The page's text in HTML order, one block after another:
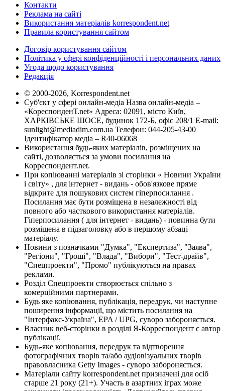
Контакти
Реклама на сайті
Використання матеріалів korrespondent.net
Правила користування сайтом
Договір користування сайтом
Політика у сфері конфіденційності і персональних даних
Угода щодо користування
Редакція
© 2000-2026, Korrespondent.net
Суб'єкт у сфері онлайн-медіа Назва онлайн-медіа –
«КореспонденТ.net» Адреса: 02091, місто Київ,
ХАРКІВСЬКЕ ШОСЕ, будинок 172-Б, офіс 208/1 E-mail:
sunlight@mediadim.com.ua Телефон: 044-205-43-00
Ідентифікатор медіа – R40-06068
Використання будь-яких матеріалів, розміщених на
сайті, дозволяється за умови посилання на
Корреспондент.net.
При копіюванні матеріалів зі сторінки « Новини України
і світу» , для інтернет - видань - обов'язкове пряме
відкрите для пошукових систем гіперпосилання .
Посилання має бути розміщена в незалежності від
повного або часткового використання матеріалів.
Гіперпосилання ( для інтернет - видань) - повинна бути
розміщена в підзаголовку або в першому абзаці
матеріалу.
Новини з позначками "Думка", "Експертиза", "Заява",
"Регіони", "Гроші", "Влада", "Вибори", "Тест-драйв",
"Спецпроекти", "Промо" публікуються на правах
реклами.
Розділ Спецпроекти створюється спільно з
комерційними партнерами.
Будь яке копіювання, публікація, передрук, чи наступне
поширення інформації, що містить посилання на
"Інтерфакс-Україна", EPA / UPG, суворо забороняється.
Власник веб-сторінки в розділі Я-Корреспондент є автор
публікації.
Будь-яке копіювання, передрук та відтворення
фотографічних творів та/або аудіовізуальних творів
правовласника Getty Images - суворо забороняється.
Матеріали сайту korrespondent.net призначені для осіб
старше 21 року (21+). Участь в азартних іграх може